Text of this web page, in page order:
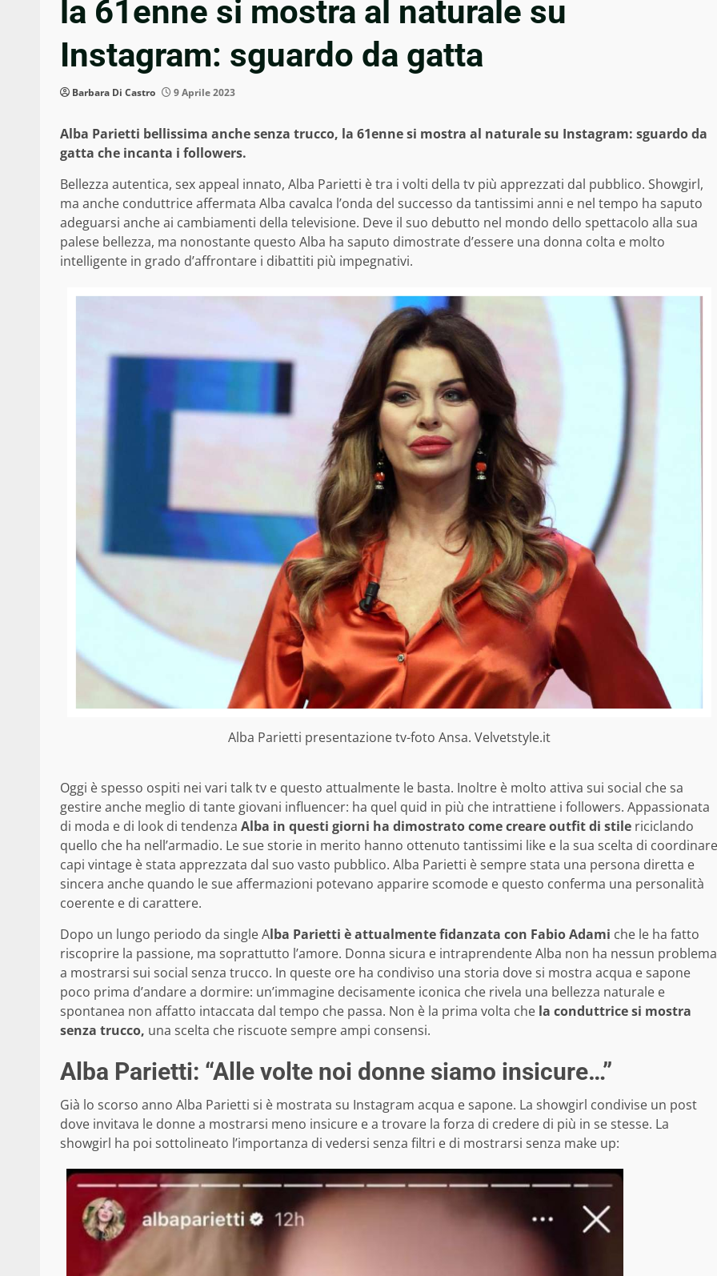
la 61enne si mostra al naturale su
Instagram: sguardo da gatta
Barbara Di Castro 9 Aprile 2023
Alba Parietti bellissima anche senza trucco, la 61enne si mostra al naturale su Instagram: sguardo da
gatta che incanta i followers.
Bellezza autentica, sex appeal innato, Alba Parietti è tra i volti della tv più apprezzati dal pubblico. Showgirl,
ma anche conduttrice affermata Alba cavalca l’onda del successo da tantissimi anni e nel tempo ha saputo
adeguarsi anche ai cambiamenti della televisione. Deve il suo debutto nel mondo dello spettacolo alla sua
palese bellezza, ma nonostante questo Alba ha saputo dimostrate d’essere una donna colta e molto
intelligente in grado d’affrontare i dibattiti più impegnativi.
Alba Parietti presentazione tv-foto Ansa. Velvetstyle.it
Oggi è spesso ospiti nei vari talk tv e questo attualmente le basta. Inoltre è molto attiva sui social che sa
gestire anche meglio di tante giovani influencer: ha quel quid in più che intrattiene i followers. Appassionata
di moda e di look di tendenza Alba in questi giorni ha dimostrato come creare outfit di stile riciclando
quello che ha nell’armadio. Le sue storie in merito hanno ottenuto tantissimi like e la sua scelta di coordinare
capi vintage è stata apprezzata dal suo vasto pubblico. Alba Parietti è sempre stata una persona diretta e
sincera anche quando le sue affermazioni potevano apparire scomode e questo conferma una personalità
coerente e di carattere.
Dopo un lungo periodo da single Alba Parietti è attualmente fidanzata con Fabio Adami che le ha fatto
riscoprire la passione, ma soprattutto l’amore. Donna sicura e intraprendente Alba non ha nessun problema
a mostrarsi sui social senza trucco. In queste ore ha condiviso una storia dove si mostra acqua e sapone
poco prima d’andare a dormire: un’immagine decisamente iconica che rivela una bellezza naturale e
spontanea non affatto intaccata dal tempo che passa. Non è la prima volta che la conduttrice si mostra
senza trucco, una scelta che riscuote sempre ampi consensi.
Alba Parietti: “Alle volte noi donne siamo insicure…”
Già lo scorso anno Alba Parietti si è mostrata su Instagram acqua e sapone. La showgirl condivise un post
dove invitava le donne a mostrarsi meno insicure e a trovare la forza di credere di più in se stesse. La
showgirl ha poi sottolineato l’importanza di vedersi senza filtri e di mostrarsi senza make up: